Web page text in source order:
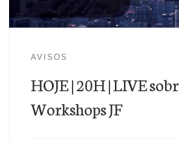
AVISOS
HOJE | 20H | LIVE
Workshops JF